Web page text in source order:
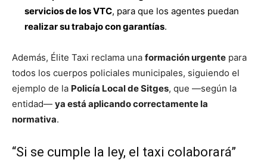
servicios de los VTC, para que los agentes puedan
realizar su trabajo con garantías.
Además, Élite Taxi reclama una formación urgente para
todos los cuerpos policiales municipales, siguiendo el
ejemplo de la Policía Local de Sitges, que —según la
entidad— ya está aplicando correctamente la
normativa.
“Si se cumple la ley, el taxi colaborará”